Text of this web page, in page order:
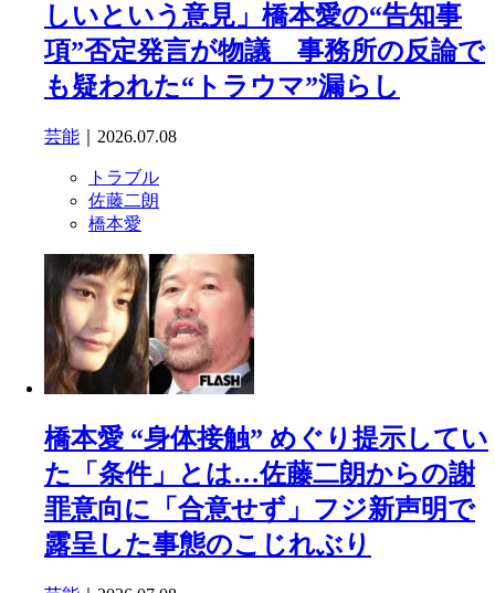
しいという意見」橋本愛の“告知事
項”否定発言が物議 事務所の反論で
も疑われた“トラウマ”漏らし
芸能 ｜2026.07.08
トラブル
佐藤二朗
橋本愛
橋本愛 “身体接触” めぐり提示してい
た「条件」とは…佐藤二朗からの謝
罪意向に「合意せず」フジ新声明で
露呈した事態のこじれぶり